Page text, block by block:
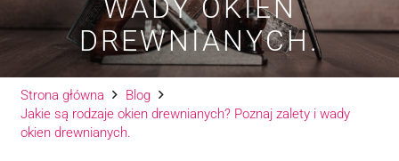
WADY OKIEN
DREWNIANYCH.
Strona główna
Blog
Jakie są rodzaje okien drewnianych? Poznaj zalety i wady
okien drewnianych.